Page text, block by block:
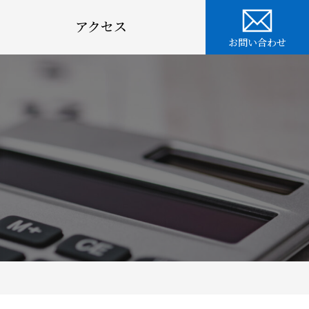
アクセス
お問い合わせ